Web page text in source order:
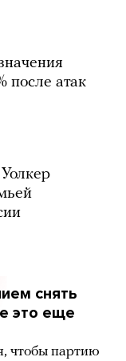
после атак
снять
это еще
чтобы партию